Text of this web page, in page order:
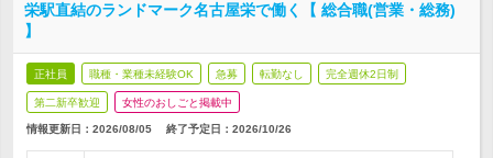
栄駅直結のランドマーク名古屋栄で働く【 総合職(営業・総務)
】
正社員 職種・業種未経験OK 急募 転勤なし 完全週休2日制
第二新卒歓迎 女性のおしごと掲載中
情報更新日：2026/08/05 終了予定日： 2026/10/26